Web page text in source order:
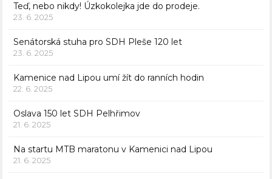
Teď, nebo nikdy! Úzkokolejka jde do prodeje.
23. 6. 2025
Senátorská stuha pro SDH Pleše 120 let
23. 6. 2025
Kamenice nad Lipou umí žít do ranních hodin
22. 6. 2025
Oslava 150 let SDH Pelhřimov
21. 6. 2025
Na startu MTB maratonu v Kamenici nad Lipou
21. 6. 2025